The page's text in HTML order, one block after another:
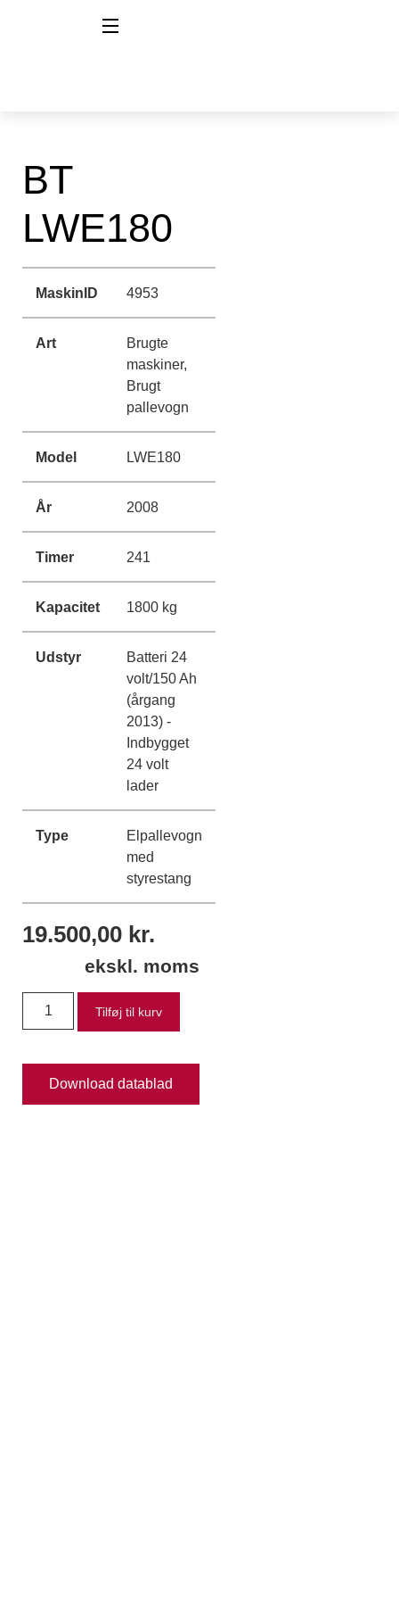
BT
LWE180
MaskinID 4953
Art
Brugte
maskiner,
Brugt
pallevogn
Model LWE180
År 2008
Timer 241
Kapacitet 1800 kg
Udstyr
Batteri 24
volt/150 Ah
(årgang
2013) -
Indbygget
24 volt
lader
Type
Elpallevogn
med
styrestang
19.500,00 kr.
ekskl. moms
Tilføj til kurv
Download datablad